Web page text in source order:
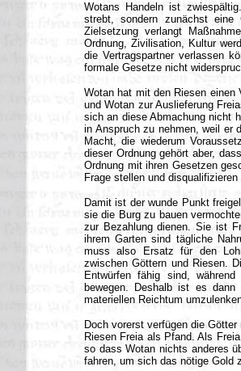
Wotans Handeln ist
strebt, sondern zunächst
Zielsetzung verlangt
Ordnung, Zivilisation, Kultur
die Vertragspartner verlassen
formale Gesetze nicht
Wotan hat mit den Riesen
und Wotan zur Auslieferung
sich an diese Abmachung nicht
in Anspruch zu nehmen, weil er
Macht, die wiederum
dieser Ordnung gehört aber,
Ordnung mit ihren Gesetzen
Frage stellen und disqualifizieren
Damit ist der wunde Punkt
sie die Burg zu bauen
zur Bezahlung dienen. Sie ist
ihrem Garten sind tägliche
muss also Ersatz für den
zwischen Göttern und Riesen.
Entwürfen fähig sind,
bewegen. Deshalb ist es
materiellen Reichtum
Doch vorerst verfügen die
Riesen Freia als Pfand. Als
so dass Wotan nichts anderes
fahren, um sich das nötige Gold